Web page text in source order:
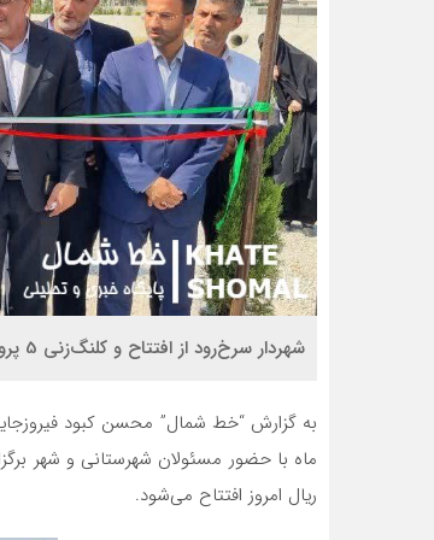
شهردار سرخ‌رود از افتتاح و کلنگ‌زنی 5 پروژه عمرانی با اعتبار 3 هزار و 200 میلیارد ریالی در هفته دولت امسال خبر داد.
ریال امروز افتتاح می‌شود.